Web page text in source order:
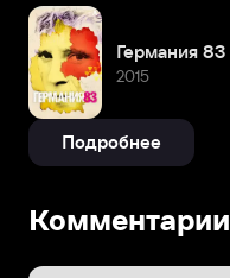
Германия 83
2015
Подробнее
Комментарии